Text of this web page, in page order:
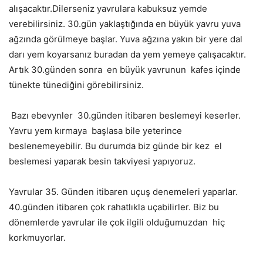
alışacaktır.Dilerseniz yavrulara kabuksuz yemde
verebilirsiniz. 30.gün yaklaştığında en büyük yavru yuva
ağzında görülmeye başlar. Yuva ağzına yakın bir yere dal
darı yem koyarsanız buradan da yem yemeye çalışacaktır.
Artık 30.günden sonra en büyük yavrunun kafes içinde
tünekte tünediğini görebilirsiniz.
Bazı ebevynler 30.günden itibaren beslemeyi keserler.
Yavru yem kırmaya başlasa bile yeterince
beslenemeyebilir. Bu durumda biz günde bir kez el
beslemesi yaparak besin takviyesi yapıyoruz.
Yavrular 35. Günden itibaren uçuş denemeleri yaparlar.
40.günden itibaren çok rahatlıkla uçabilirler. Biz bu
dönemlerde yavrular ile çok ilgili olduğumuzdan hiç
korkmuyorlar.